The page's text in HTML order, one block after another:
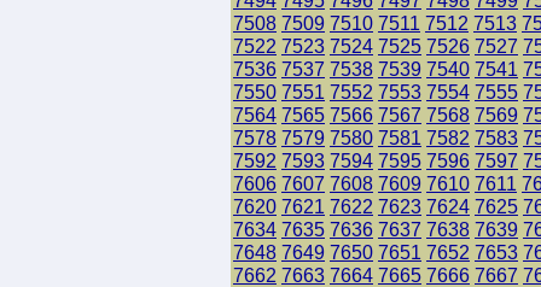
7508 7509 7510 7511 7512 7513
7522 7523 7524 7525 7526 7527
7536 7537 7538 7539 7540 7541
7550 7551 7552 7553 7554 7555
7564 7565 7566 7567 7568 7569
7578 7579 7580 7581 7582 7583
7592 7593 7594 7595 7596 7597
7606 7607 7608 7609 7610 7611
7620 7621 7622 7623 7624 7625
7634 7635 7636 7637 7638 7639
7648 7649 7650 7651 7652 7653
7662 7663 7664 7665 7666 7667